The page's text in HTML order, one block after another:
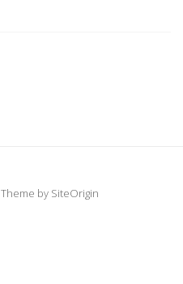
Theme by SiteOrigin